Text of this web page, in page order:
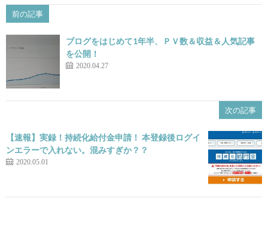
前の記事
ブログをはじめて1年半、ＰＶ数＆収益＆人気記事
を公開！
2020.04.27
次の記事
【速報】実録！持続化給付金申請！ 本登録後ログイ
ンエラーで入れない。混みすぎか？？
2020.05.01